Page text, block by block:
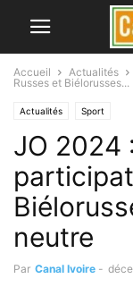
Accueil Actualités
Russes et Biélorusses...
Actualités Sport
JO 2024
neutre
Par Canal Ivoire -